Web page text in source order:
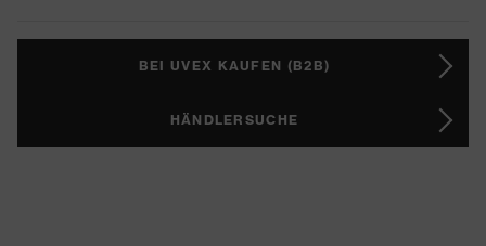
BEI UVEX KAUFEN (B2B)
HÄNDLERSUCHE